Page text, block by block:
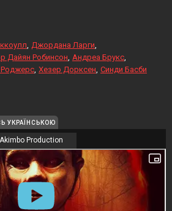
Джордана Ларги
Дайян Робинсон Андреа Брукс
Хезер Дорксен Синди Басби
УКРАЇНСЬКОЮ
Akimbo Production